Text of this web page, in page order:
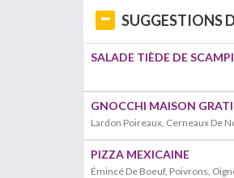
SUGGESTIONS
Lardon Poireaux, Cerneaux De
PIZZA MEXICAINE
Émincé De Boeuf, Poivrons,